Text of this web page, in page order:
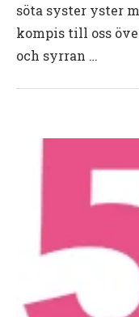
söta syster yster
kompis till oss
och syrran …